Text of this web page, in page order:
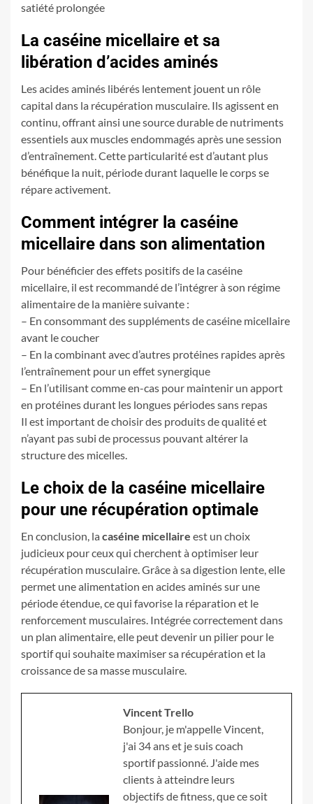
satiété prolongée
La caséine micellaire et sa
libération d’acides aminés
Les acides aminés libérés lentement jouent un rôle
capital dans la récupération musculaire. Ils agissent en
continu, offrant ainsi une source durable de nutriments
essentiels aux muscles endommagés après une session
d’entraînement. Cette particularité est d’autant plus
bénéfique la nuit, période durant laquelle le corps se
répare activement.
Comment intégrer la caséine
micellaire dans son alimentation
Pour bénéficier des effets positifs de la caséine
micellaire, il est recommandé de l’intégrer à son régime
alimentaire de la manière suivante :
– En consommant des suppléments de caséine micellaire
avant le coucher
– En la combinant avec d’autres protéines rapides après
l’entraînement pour un effet synergique
– En l’utilisant comme en-cas pour maintenir un apport
en protéines durant les longues périodes sans repas
Il est important de choisir des produits de qualité et
n’ayant pas subi de processus pouvant altérer la
structure des micelles.
Le choix de la caséine micellaire
pour une récupération optimale
En conclusion, la caséine micellaire est un choix
judicieux pour ceux qui cherchent à optimiser leur
récupération musculaire. Grâce à sa digestion lente, elle
permet une alimentation en acides aminés sur une
période étendue, ce qui favorise la réparation et le
renforcement musculaires. Intégrée correctement dans
un plan alimentaire, elle peut devenir un pilier pour le
sportif qui souhaite maximiser sa récupération et la
croissance de sa masse musculaire.
Vincent Trello
Bonjour, je m'appelle Vincent,
j'ai 34 ans et je suis coach
sportif passionné. J'aide mes
clients à atteindre leurs
objectifs de fitness, que ce soit